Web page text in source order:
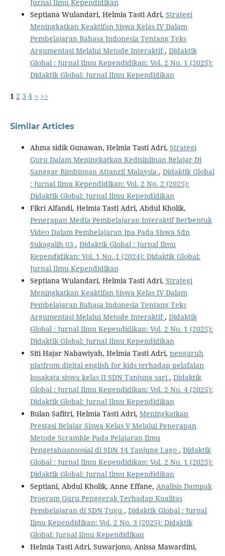
Jurnal Ilmu Kependidikan
Septiana Wulandari, Helmia Tasti Adri, Strategi
Meningkatkan Keaktifan Siswa Kelas IV Dalam
Pembelajaran Bahasa Indonesia Tentang Teks
Argumentasi Melalui Metode Interaktif, Didaktik
Global : Jurnal Ilmu Kependidikan: Vol. 2 No. 1 (2025):
Didaktik Global: Jurnal Ilmu Kependidikan
1 2 3 4 > >>
Similar Articles
Ahma sidik Gunawan, Helmia Tasti Adri, Strategi
Guru Dalam Meningkatkan Kedisiplinan Belajar Di
Sanggar Bimbingan Attanzil Malaysia , Didaktik Global
: Jurnal Ilmu Kependidikan: Vol. 2 No. 2 (2025):
Didaktik Global: Jurnal Ilmu Kependidikan
Fikri Alfandi, Helmia Tasti Adri, Abdul Kholik,
Penerapan Media Pembelajaran Interaktif Berbentuk
Video Dalam Pembelajaran Ipa Pada Siswa Sdn
Sukagalih 03 , Didaktik Global : Jurnal Ilmu
Kependidikan: Vol. 1 No. 1 (2024): Didaktik Global:
Jurnal Ilmu Kependidikan
Septiana Wulandari, Helmia Tasti Adri, Strategi
Meningkatkan Keaktifan Siswa Kelas IV Dalam
Pembelajaran Bahasa Indonesia Tentang Teks
Argumentasi Melalui Metode Interaktif, Didaktik
Global : Jurnal Ilmu Kependidikan: Vol. 2 No. 1 (2025):
Didaktik Global: Jurnal Ilmu Kependidikan
Siti Hajar Nabawiyah, Helmia Tasti Adri, pengaruh
platfrom digital english for kids terhadap pelafalan
kosakata siswa kelas II SDN Tanjung sari , Didaktik
Global : Jurnal Ilmu Kependidikan: Vol. 2 No. 4 (2025):
Didaktik Global: Jurnal Ilmu Kependidikan
Bulan Safitri, Helmia Tasti Adri, Meningkatkan
Prestasi Belajar Siswa Kelas V Melalui Penerapan
Metode Scramble Pada Pelajaran Ilmu
Pengetahuansosial di SDN 14 Tanjung Lago , Didaktik
Global : Jurnal Ilmu Kependidikan: Vol. 2 No. 1 (2025):
Didaktik Global: Jurnal Ilmu Kependidikan
Septiani, Abdul Kholik, Anne Effane, Analisis Dampak
Program Guru Penggerak Terhadap Kualitas
Pembelajaran di SDN Tugu , Didaktik Global : Jurnal
Ilmu Kependidikan: Vol. 2 No. 3 (2025): Didaktik
Global: Jurnal Ilmu Kependidikan
Helmia Tasti Adri, Suwarjono, Anissa Mawardini,